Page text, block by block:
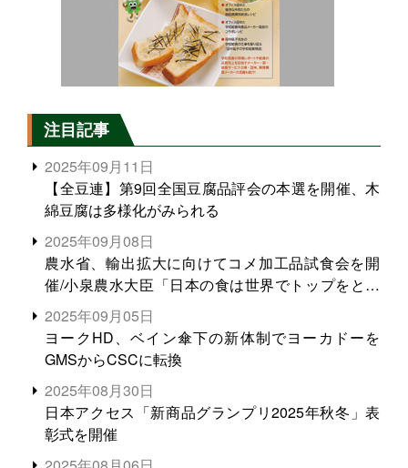
注目記事
2025年09月11日
【全豆連】第9回全国豆腐品評会の本選を開催、木
綿豆腐は多様化がみられる
2025年09月08日
農水省、輸出拡大に向けてコメ加工品試食会を開
催/小泉農水大臣「日本の食は世界でトップをとれ
る。米増産に向けて、米輸出需要の拡大を」
2025年09月05日
ヨークHD、ベイン傘下の新体制でヨーカドーを
GMSからCSCに転換
2025年08月30日
日本アクセス「新商品グランプリ2025年秋冬」表
彰式を開催